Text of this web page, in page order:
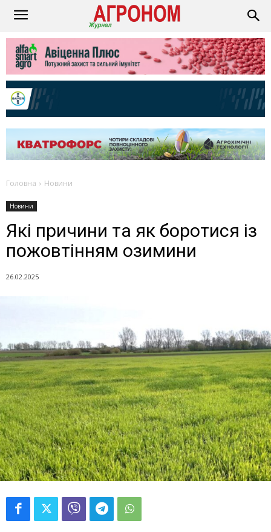
Головна Новини
Новини
Які причини та як боротися із
пожовтінням озимини
26.02.2025